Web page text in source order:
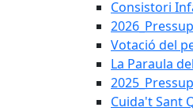
Consistori
Votació del
La Paraula
Cuida't Sant